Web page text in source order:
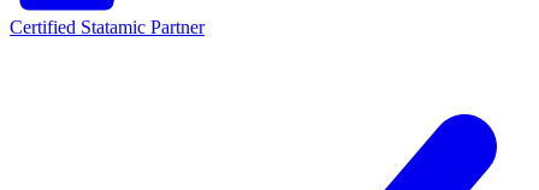
Certified Statamic Partner